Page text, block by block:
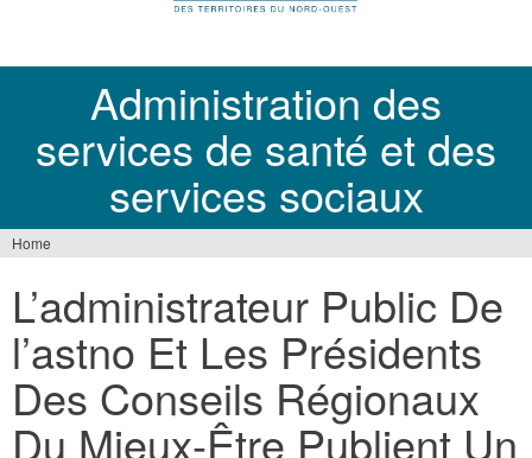
Administration des
services de santé et des
services sociaux
are
here
Home
L’administrateur Public De
l’astno Et Les Présidents
Des Conseils Régionaux
Du Mieux-Être Publient Un